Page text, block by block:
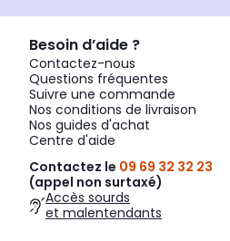
Besoin d’aide ?
Contactez-nous
Questions fréquentes
Suivre une commande
Nos conditions de livraison
Nos guides d'achat
Centre d'aide
Contactez le 09 69 32 32 23
(appel non surtaxé)
Accès sourds
et malentendants